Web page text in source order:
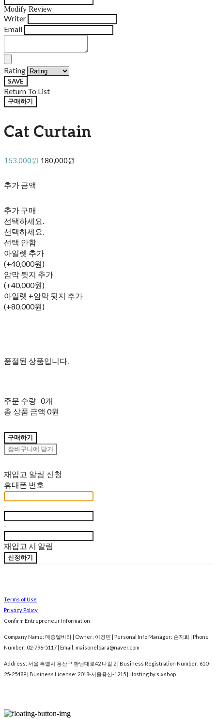
Modify Review
Writer
Email
Rating
SAVE
Return To List
구매하기
Cat Curtain
153,000원 180,000원
추가 금액
추가 구매
선택하세요.
선택하세요.
선택 안함
아일렛 추가
(+40,000원)
암막 뒷지 추가
(+40,000원)
아일렛 +암막 뒷지 추가
(+80,000원)
품절된 상품입니다.
주문 수량 0개
총 상품 금액 0원
구매하기
장바구니에 담기
재입고 알림 신청
휴대폰 번호
-
-
재입고 시 알림
신청하기
Terms of Use
Privacy Policy
Confirm Entrepreneur Information
Company Name: 메종엘바라 | Owner: 이경민 | Personal Info Manager: 손지희 | Phone
Number: 02-796-5117 | Email: maisonelbara@naver.com
Address: 서울 특별시 용산구 한남대로42 나길 2 | Business Registration Number: 610-
25-25489 | Business License: 2018-서울용산-1215 | Hosting by sixshop